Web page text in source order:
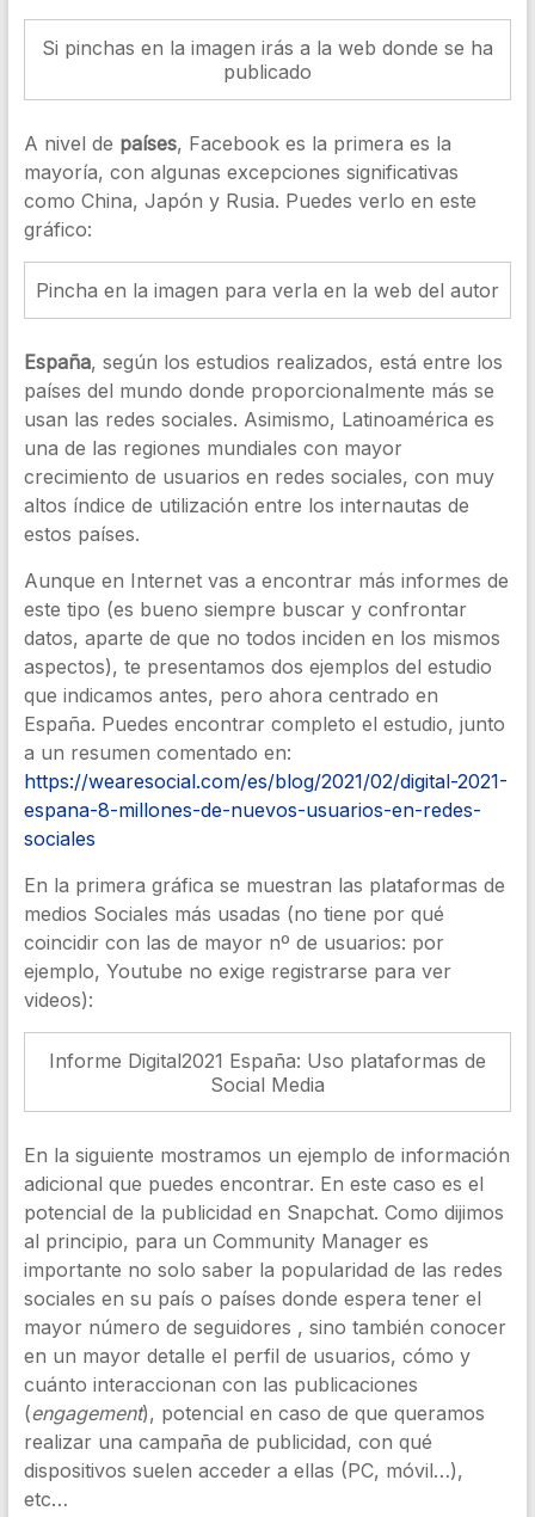
Si pinchas en la imagen irás a la web donde se ha
publicado
A nivel de países, Facebook es la primera es la
mayoría, con algunas excepciones significativas
como China, Japón y Rusia. Puedes verlo en este
gráfico:
Pincha en la imagen para verla en la web del autor
España, según los estudios realizados, está entre los
países del mundo donde proporcionalmente más se
usan las redes sociales. Asimismo, Latinoamérica es
una de las regiones mundiales con mayor
crecimiento de usuarios en redes sociales, con muy
altos índice de utilización entre los internautas de
estos países.
Aunque en Internet vas a encontrar más informes de
este tipo (es bueno siempre buscar y confrontar
datos, aparte de que no todos inciden en los mismos
aspectos), te presentamos dos ejemplos del estudio
que indicamos antes, pero ahora centrado en
España. Puedes encontrar completo el estudio, junto
a un resumen comentado en:
https://wearesocial.com/es/blog/2021/02/digital-2021-
espana-8-millones-de-nuevos-usuarios-en-redes-
sociales
En la primera gráfica se muestran las plataformas de
medios Sociales más usadas (no tiene por qué
coincidir con las de mayor nº de usuarios: por
ejemplo, Youtube no exige registrarse para ver
videos):
Informe Digital2021 España: Uso plataformas de
Social Media
En la siguiente mostramos un ejemplo de información
adicional que puedes encontrar. En este caso es el
potencial de la publicidad en Snapchat. Como dijimos
al principio, para un Community Manager es
importante no solo saber la popularidad de las redes
sociales en su país o países donde espera tener el
mayor número de seguidores , sino también conocer
en un mayor detalle el perfil de usuarios, cómo y
cuánto interaccionan con las publicaciones
(engagement), potencial en caso de que queramos
realizar una campaña de publicidad, con qué
dispositivos suelen acceder a ellas (PC, móvil…),
etc…